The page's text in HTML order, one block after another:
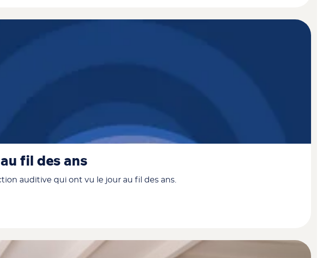
fil des ans
auditive qui ont vu le jour au fil des ans.